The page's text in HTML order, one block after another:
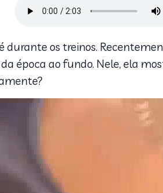
os treinos.
época ao fundo. Nele, ela